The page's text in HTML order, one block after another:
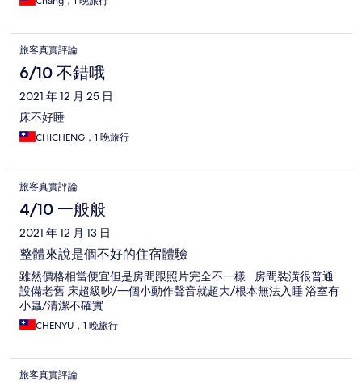
旅客真實評論
6/10 不錯哦
2021 年 12 月 25 日
床不好睡
CHICHENG，1 晚旅行
旅客真實評論
4/10 一般般
2021 年 12 月 13 日
整體來說是個不好的住宿體驗
雖然價格相當便宜但是房間跟照片完全不一樣.. 房間裝潢很普通
設備老舊 床超級吵/一個小動作聲音就超大/根本無法入睡 浴室有
小蟲/清潔不確實
CHENYU，1 晚旅行
旅客真實評論